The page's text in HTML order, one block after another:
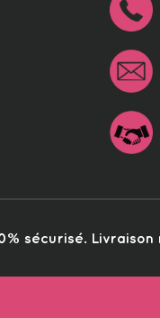
sécurisé. Livraison